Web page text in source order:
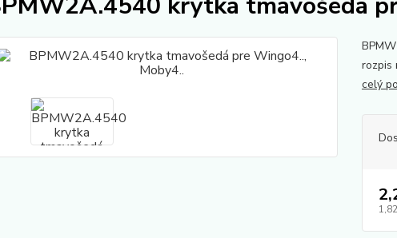
rozpis
celý